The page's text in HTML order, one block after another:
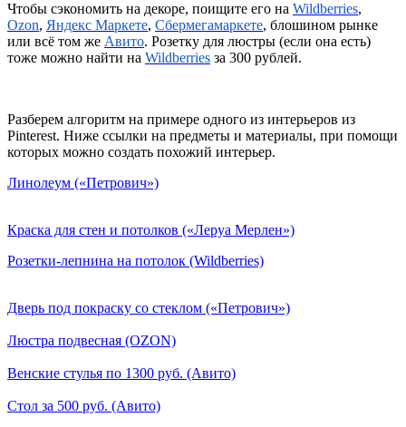
Чтобы сэкономить на декоре, поищите его на Wildberries,
Ozon, Яндекс Маркете, Сбермегамаркете, блошином рынке
или всё том же Авито. Розетку для люстры (если она есть)
тоже можно найти на Wildberries за 300 рублей.
Разберем алгоритм на примере одного из интерьеров из
Pinterest. Ниже ссылки на предметы и материалы, при помощи
которых можно создать похожий интерьер.
Линолеум («Петрович»)
Краска для стен и потолков («Леруа Мерлен»)
Розетки-лепнина на потолок (Wildberries)
Дверь под покраску со стеклом («Петрович»)
Люстра подвесная (OZON)
Венские стулья по 1300 руб. (Авито)
Стол за 500 руб. (Авито)